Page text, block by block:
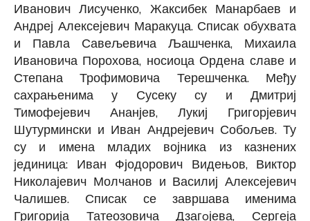
Иванович Лисученко, Жаксибек Манарбаев и
Андреј Алексејевич Маракуца. Списак обухвата
и Павла Савељевича Љашченка, Михаила
Ивановича Порохова, носиоца Ордена славе и
Степана Трофимовича Терешченка. Међу
сахрањенима у Сусеку су и Дмитриј
Тимофејевич Ананјев, Лукиј Григорјевич
Шутурмински и Иван Андрејевич Собољев. Ту
су и имена младих војника из казнених
јединица: Иван Фјодорович Видењов, Виктор
Николајевич Молчанов и Василиј Алексејевич
Чалишев. Списак се завршава именима
Григорија Татеозовича Дзагoјева, Сергеја